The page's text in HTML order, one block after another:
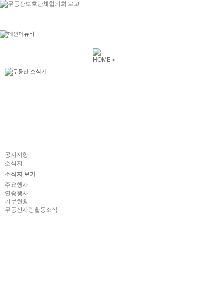
공지사항
소식지
소식지 보기
주요행사
연중행사
기부현황
무등산사랑활동소식
HOME >